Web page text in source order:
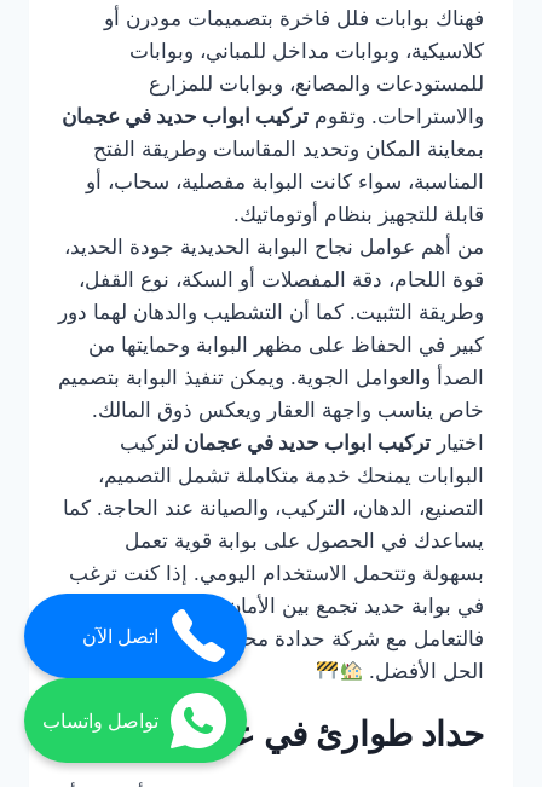
فهناك بوابات فلل فاخرة بتصميمات مودرن أو
كلاسيكية، وبوابات مداخل للمباني، وبوابات
للمستودعات والمصانع، وبوابات للمزارع
والاستراحات. وتقوم تركيب ابواب حديد في عجمان
بمعاينة المكان وتحديد المقاسات وطريقة الفتح
المناسبة، سواء كانت البوابة مفصلية، سحاب، أو
قابلة للتجهيز بنظام أوتوماتيك.
من أهم عوامل نجاح البوابة الحديدية جودة الحديد،
قوة اللحام، دقة المفصلات أو السكة، نوع القفل،
وطريقة التثبيت. كما أن التشطيب والدهان لهما دور
كبير في الحفاظ على مظهر البوابة وحمايتها من
الصدأ والعوامل الجوية. ويمكن تنفيذ البوابة بتصميم
خاص يناسب واجهة العقار ويعكس ذوق المالك.
اختيار تركيب ابواب حديد في عجمان لتركيب
البوابات يمنحك خدمة متكاملة تشمل التصميم،
التصنيع، الدهان، التركيب، والصيانة عند الحاجة. كما
يساعدك في الحصول على بوابة قوية تعمل
بسهولة وتتحمل الاستخدام اليومي. إذا كنت ترغب
في بوابة حديد تجمع بين الأمان والفخامة والمتانة،
فالتعامل مع شركة حدادة محترفة في عجمان هو
الحل الأفضل.
حداد طوارئ في عجمان
اتصل الآن
تواصل واتساب